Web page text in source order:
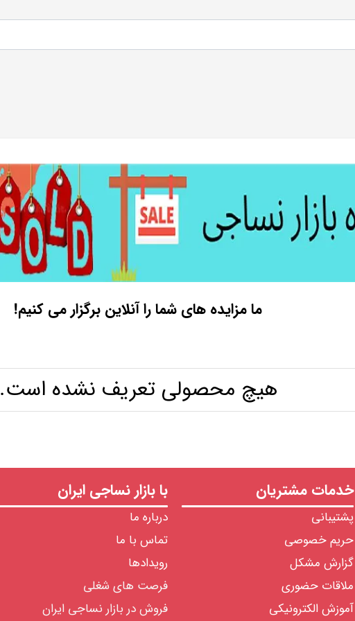
ما مزایده های شما را آنلاین برگزار می کنیم!
هیچ محصولی تعریف نشده است.
خدمات مشتریان
پشتیبانی
حریم خصوصی
گزارش مشکل
ملاقات حضوری
آموزش الکترونیکی
با بازار نساجی ایران
درباره ما
تماس با ما
رویدادها
فرصت های شغلی
فروش در بازار نساجی ایران